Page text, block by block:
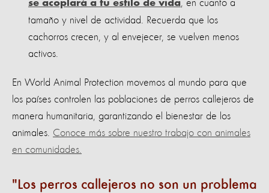
se acoplará a tu estilo de vida , en cuanto a
tamaño y nivel de actividad. Recuerda que los
cachorros crecen, y al envejecer, se vuelven menos
activos.
En World Animal Protection movemos al mundo para que
los países controlen las poblaciones de perros callejeros de
manera humanitaria, garantizando el bienestar de los
animales. Conoce más sobre nuestro trabajo con animales
en comunidades.
Los perros callejeros no son un problema